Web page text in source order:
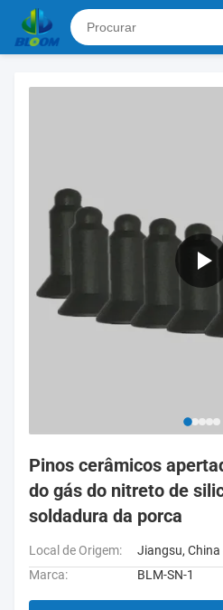
Pinos cerâmicos
do gás do nitreto de
soldadura da porca
Local de Origem:
Jiangsu,
Marca:
BLM-SN-1